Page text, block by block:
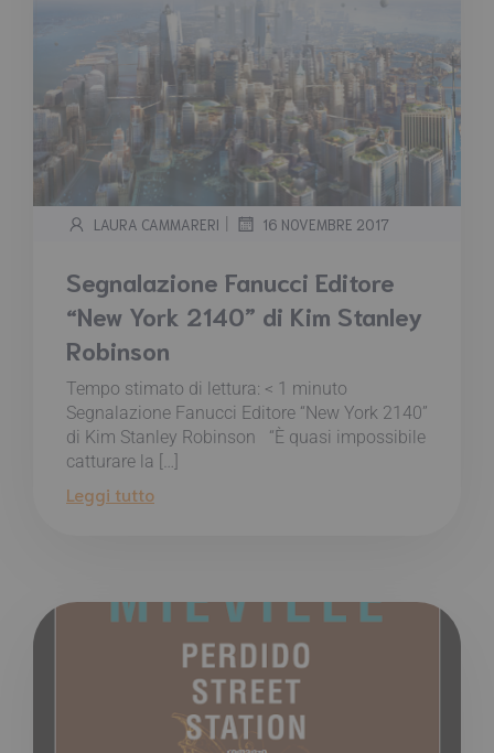
LAURA CAMMARERI | 16 NOVEMBRE 2017
Segnalazione Fanucci Editore
“New York 2140” di Kim Stanley
Robinson
Tempo stimato di lettura: < 1 minuto
Segnalazione Fanucci Editore “New York 2140”
di Kim Stanley Robinson “È quasi impossibile
catturare la […]
Leggi tutto